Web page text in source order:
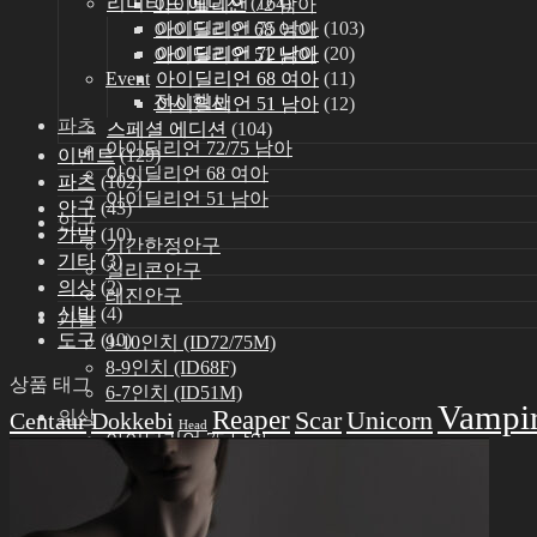
아이딜리언 72 남아
아이딜리언 68 여아
아이딜리언 51 남아
Event
전시행사
파츠
아이딜리언 72/75 남아
아이딜리언 68 여아
아이딜리언 51 남아
안구
기간한정안구
실리콘안구
레진안구
가발
9-10인치 (ID72/75M)
8-9인치 (ID68F)
6-7인치 (ID51M)
의상
아이딜리언 75 남아
아이딜리언 72 남아
아이딜리언 68 여아
아이딜리언 51 남아
아이딜리언 75 남아 (103)
아이딜리언 72 남아 (20)
아이딜리언 68 여아 (11)
아이딜리언 51 남아 (12)
스페셜 에디션 (104)
이벤트 (129)
파츠 (102)
안구 (43)
가발 (10)
기타 (3)
의상 (2)
신발 (4)
도구 (10)
상품 태그
CentaurDokkebi Head Reaper ScarUnicorn